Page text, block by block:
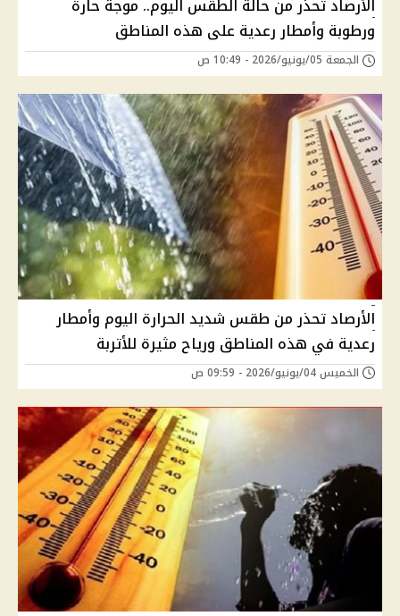
الأرصاد تحذر من حالة الطقس اليوم.. موجة حارة
ورطوبة وأمطار رعدية على هذه المناطق
الجمعة 05/يونيو/2026 - 10:49 ص
الأرصاد تحذر من طقس شديد الحرارة اليوم وأمطار
رعدية في هذه المناطق ورياح مثيرة للأتربة
الخميس 04/يونيو/2026 - 09:59 ص